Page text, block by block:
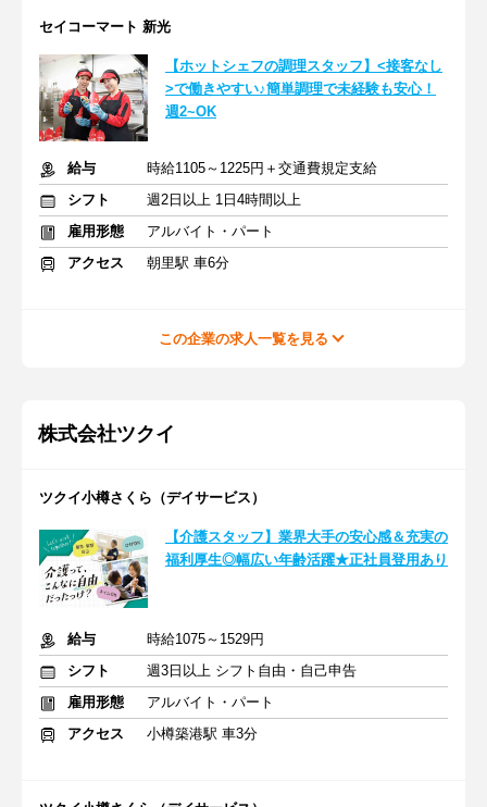
セイコーマート 新光
【ホットシェフの調理スタッフ】<接客なし
>で働きやすい♪簡単調理で未経験も安心！
週2~OK
給与
時給1105～1225円＋交通費規定支給
シフト
週2日以上 1日4時間以上
雇用形態
アルバイト・パート
アクセス
朝里駅 車6分
この企業の求人一覧を見る
株式会社ツクイ
ツクイ小樽さくら（デイサービス）
【介護スタッフ】業界大手の安心感＆充実の
福利厚生◎幅広い年齢活躍★正社員登用あり
給与
時給1075～1529円
シフト
週3日以上 シフト自由・自己申告
雇用形態
アルバイト・パート
アクセス
小樽築港駅 車3分